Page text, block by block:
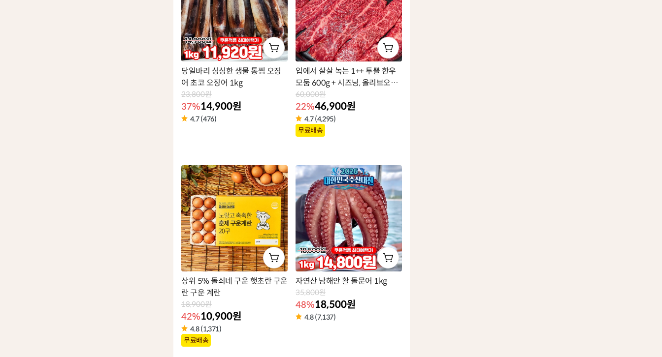
당일바리 싱싱한 생물 통찜 오징
어 초코 오징어 1kg
23,800원
37%14,900원
4.7 (476)
벨
입에서 살살 녹는 1++ 투쁠 한우
모둠 600g + 시즈닝, 올리브오일
증정
60,000원
22%46,900원
4.7 (4,295)
상
벨
무료배송
상위 5% 돌쇠네 구운 햇초란 구운
란 구운 계란
18,900원
42%10,900원
4.8 (1,371)
상
무료배송
자연산 남해안 활 돌문어 1kg
35,800원
48%18,500원
4.8 (7,137)